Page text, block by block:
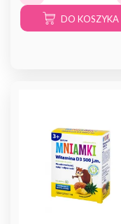
DO KOSZYKA